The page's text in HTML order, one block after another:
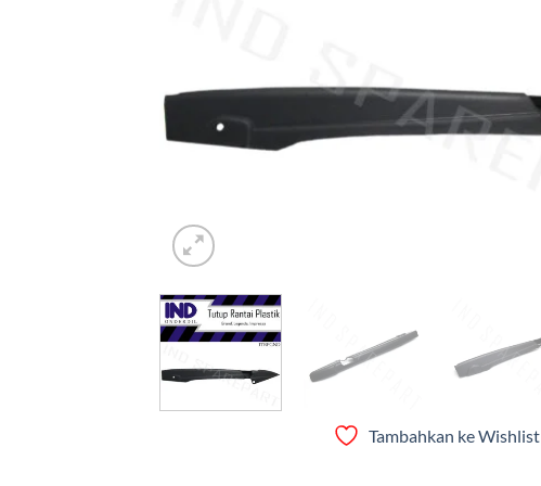
Tambahkan ke Wishlist